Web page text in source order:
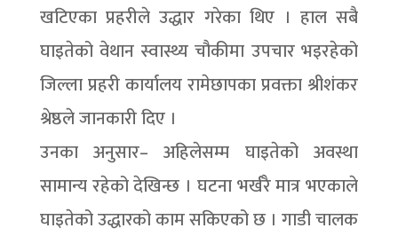
खटिएका प्रहरीले उद्धार गरेका थिए । हाल सबै
घाइतेको वेथान स्वास्थ्य चौकीमा उपचार भइरहेको
जिल्ला प्रहरी कार्यालय रामेछापका प्रवक्ता श्रीशंकर
श्रेष्ठले जानकारी दिए ।
उनका अनुसार– अहिलेसम्म घाइतेको अवस्था
सामान्य रहेको देखिन्छ । घटना भर्खरै मात्र भएकाले
घाइतेको उद्धारको काम सकिएको छ । गाडी चालक